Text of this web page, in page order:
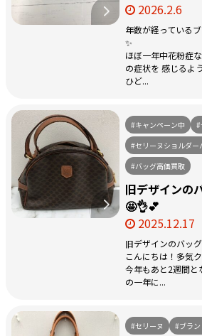
2026.2.6
年数が経っている
✨
ほぼ一年中花粉症
の症状を 感じるよ
ひど...
#キャンペーン中
#
#セリーヌショルダー
#バッグ高価買取
旧デザインの
🤩👌💕
2025.12.17
旧デザインのバッ
こんにちは！多気
今年もあと2週間と
の一年に...
#セリーヌ #ブラ